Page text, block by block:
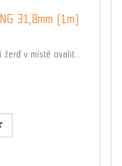
31,8mm (1m)
v místě ovalit...